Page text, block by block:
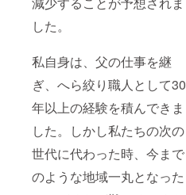
した。
私自身は、父の仕事を継
ぎ、へら絞り職人として30
年以上の経験を積んできま
した。しかし私たちの次の
世代に代わった時、今まで
のような地域一丸となった